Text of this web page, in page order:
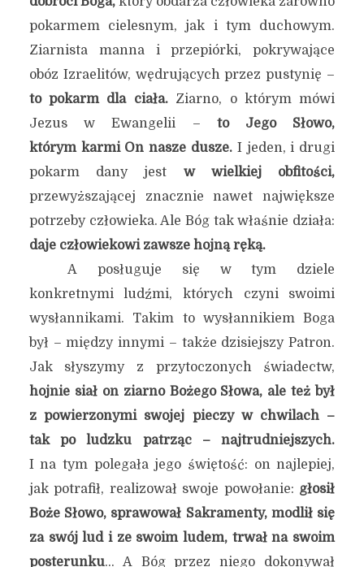
pokarmem cielesnym, jak i tym duchowym.
Ziarnista manna i przepiórki, pokrywające
obóz Izraelitów, wędrujących przez pustynię –
to pokarm dla ciała.Ziarno, o którym mówi
Jezus w Ewangelii – to Jego Słowo,
którym karmi On nasze dusze. I jeden, i drugi
pokarm dany jest w wielkiej obfitości,
przewyższającej znacznie nawet największe
potrzeby człowieka. Ale Bóg tak właśnie działa:
daje człowiekowi zawsze hojną ręką.
A posługuje się w tym dziele
konkretnymi ludźmi, których czyni swoimi
wysłannikami. Takim to wysłannikiem Boga
był – między innymi – także dzisiejszy Patron.
Jak słyszymy z przytoczonych świadectw,
hojnie siał on ziarno Bożego Słowa, ale też był
z powierzonymi swojej pieczy w chwilach –
tak po ludzku patrząc – najtrudniejszych.
I na tym polegała jego świętość: on najlepiej,
jak potrafił, realizował swoje powołanie: głosił
Boże Słowo, sprawował Sakramenty, modlił się
za swój lud i ze swoim ludem, trwał na swoim
posterunku… A Bóg przez niego dokonywał